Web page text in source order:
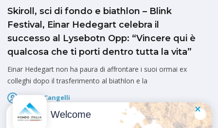
Skiroll, sci di fondo e biathlon – Blink
Festival, Einar Hedegart celebra il
successo al Lysebotn Opp: “Vincere qui è
qualcosa che ti porti dentro tutta la vita”
Einar Hedegart non ha paura di affrontare i suoi ormai ex
colleghi dopo il trasferimento al biathlon e la
Marco Cangelli
Pubblicato il
Welcome